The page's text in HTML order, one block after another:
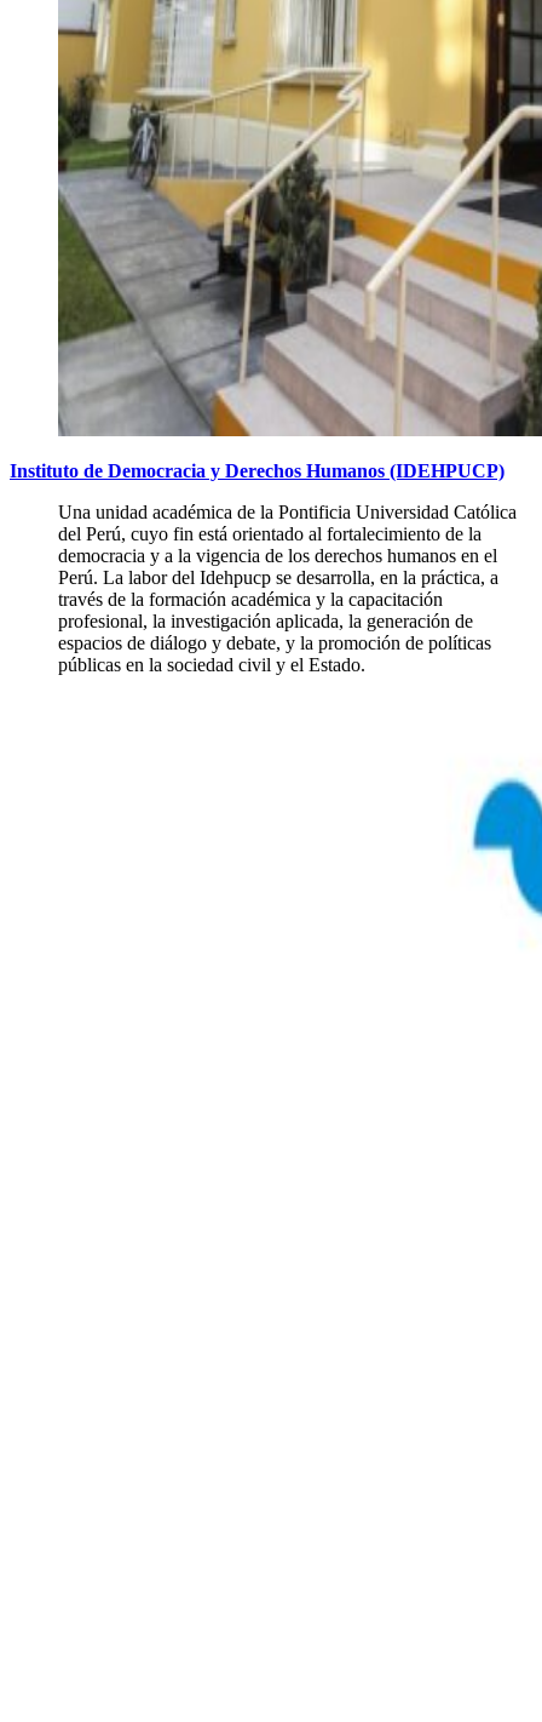
Instituto de Democracia y Derechos Humanos (IDEHPUCP)
Una unidad académica de la Pontificia Universidad Católica
del Perú, cuyo fin está orientado al fortalecimiento de la
democracia y a la vigencia de los derechos humanos en el
Perú. La labor del Idehpucp se desarrolla, en la práctica, a
través de la formación académica y la capacitación
profesional, la investigación aplicada, la generación de
espacios de diálogo y debate, y la promoción de políticas
públicas en la sociedad civil y el Estado.